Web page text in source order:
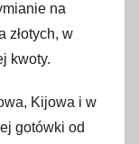
na
złotych, w
kwoty.
Kijowa i w
gotówki od